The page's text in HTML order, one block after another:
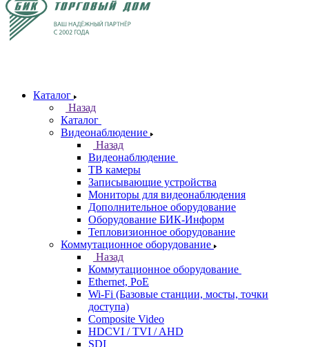
Каталог
Назад
Каталог
Видеонаблюдение
Назад
Видеонаблюдение
ТВ камеры
Записывающие устройства
Мониторы для видеонаблюдения
Дополнительное оборудование
Оборудование БИК-Информ
Тепловизионное оборудование
Коммутационное оборудование
Назад
Коммутационное оборудование
Ethernet, PoE
Wi-Fi (Базовые станции, мосты, точки
доступа)
Composite Video
HDCVI / TVI / AHD
SDI